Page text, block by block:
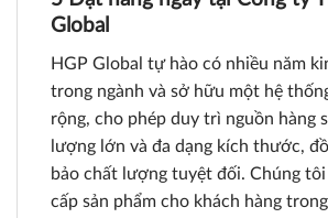
Global
HGP Global tự hào có nhiều năm
trong ngành và sở hữu một hệ
rộng, cho phép duy trì nguồn hàng
lượng lớn và đa dạng kích thước,
bảo chất lượng tuyệt đối. Chúng
cấp sản phẩm cho khách hàng